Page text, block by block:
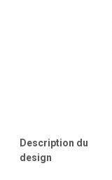
Description du
design